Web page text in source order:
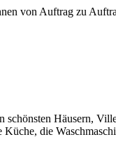
von Auftrag zu
Häusern,
die